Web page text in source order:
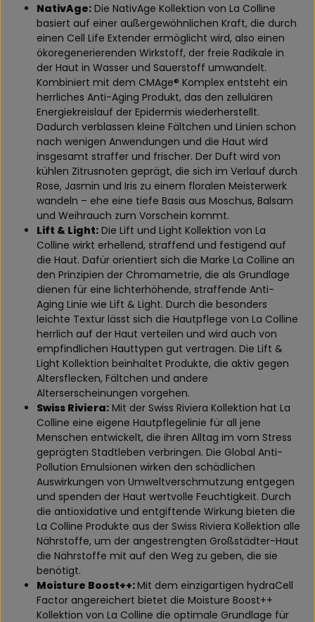
NativAge: Die NativAge Kollektion von La Colline
basiert auf einer außergewöhnlichen Kraft, die durch
einen Cell Life Extender ermöglicht wird, also einen
ökoregenerierenden Wirkstoff, der freie Radikale in
der Haut in Wasser und Sauerstoff umwandelt.
Kombiniert mit dem CMAge® Komplex entsteht ein
herrliches Anti-Aging Produkt, das den zellulären
Energiekreislauf der Epidermis wiederherstellt.
Dadurch verblassen kleine Fältchen und Linien schon
nach wenigen Anwendungen und die Haut wird
insgesamt straffer und frischer. Der Duft wird von
kühlen Zitrusnoten geprägt, die sich im Verlauf durch
Rose, Jasmin und Iris zu einem floralen Meisterwerk
wandeln – ehe eine tiefe Basis aus Moschus, Balsam
und Weihrauch zum Vorschein kommt.
Lift & Light: Die Lift und Light Kollektion von La
Colline wirkt erhellend, straffend und festigend auf
die Haut. Dafür orientiert sich die Marke La Colline an
den Prinzipien der Chromametrie, die als Grundlage
dienen für eine lichterhöhende, straffende Anti-
Aging Linie wie Lift & Light. Durch die besonders
leichte Textur lässt sich die Hautpflege von La Colline
herrlich auf der Haut verteilen und wird auch von
empfindlichen Hauttypen gut vertragen. Die Lift &
Light Kollektion beinhaltet Produkte, die aktiv gegen
Altersflecken, Fältchen und andere
Alterserscheinungen vorgehen.
Swiss Riviera: Mit der Swiss Riviera Kollektion hat La
Colline eine eigene Hautpflegelinie für all jene
Menschen entwickelt, die ihren Alltag im vom Stress
geprägten Stadtleben verbringen. Die Global Anti-
Pollution Emulsionen wirken den schädlichen
Auswirkungen von Umweltverschmutzung entgegen
und spenden der Haut wertvolle Feuchtigkeit. Durch
die antioxidative und entgiftende Wirkung bieten die
La Colline Produkte aus der Swiss Riviera Kollektion alle
Nährstoffe, um der angestrengten Großstädter-Haut
die Nährstoffe mit auf den Weg zu geben, die sie
benötigt.
Moisture Boost++:Mit dem einzigartigen hydraCell
Factor angereichert bietet die Moisture Boost++
Kollektion von La Colline die optimale Grundlage für